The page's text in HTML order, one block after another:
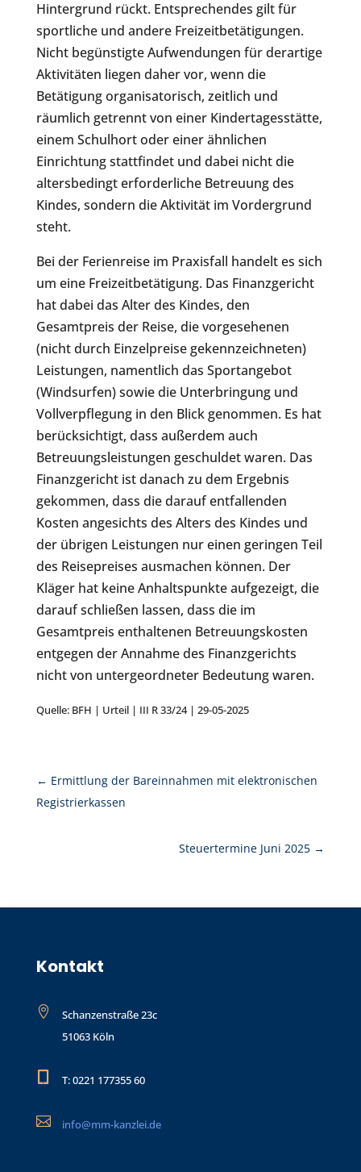
Hintergrund rückt. Entsprechendes gilt für
sportliche und andere Freizeitbetätigungen.
Nicht begünstigte Aufwendungen für derartige
Aktivitäten liegen daher vor, wenn die
Betätigung organisatorisch, zeitlich und
räumlich getrennt von einer Kindertagesstätte,
einem Schulhort oder einer ähnlichen
Einrichtung stattfindet und dabei nicht die
altersbedingt erforderliche Betreuung des
Kindes, sondern die Aktivität im Vordergrund
steht.
Bei der Ferienreise im Praxisfall handelt es sich
um eine Freizeitbetätigung. Das Finanzgericht
hat dabei das Alter des Kindes, den
Gesamtpreis der Reise, die vorgesehenen
(nicht durch Einzelpreise gekennzeichneten)
Leistungen, namentlich das Sportangebot
(Windsurfen) sowie die Unterbringung und
Vollverpflegung in den Blick genommen. Es hat
berücksichtigt, dass außerdem auch
Betreuungsleistungen geschuldet waren. Das
Finanzgericht ist danach zu dem Ergebnis
gekommen, dass die darauf entfallenden
Kosten angesichts des Alters des Kindes und
der übrigen Leistungen nur einen geringen Teil
des Reisepreises ausmachen können. Der
Kläger hat keine Anhaltspunkte aufgezeigt, die
darauf schließen lassen, dass die im
Gesamtpreis enthaltenen Betreuungskosten
entgegen der Annahme des Finanzgerichts
nicht von untergeordneter Bedeutung waren.
Quelle: BFH | Urteil | III R 33/24 | 29-05-2025
← Ermittlung der Bareinnahmen mit elektronischen
Registrierkassen
Steuertermine Juni 2025 →
Kontakt

Schanzenstraße 23c
51063 Köln
T: 0221 177355 60
 info@mm-kanzlei.de